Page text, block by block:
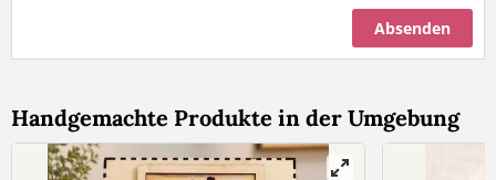
Absenden
Handgemachte Produkte in der Umgebung